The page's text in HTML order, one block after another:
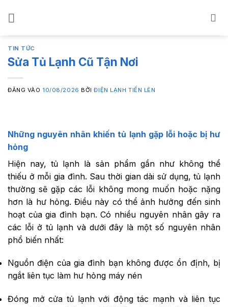
dungTIN TỨC
Sửa Tủ Lạnh Cũ Tận Nơi
ĐĂNG VÀO 10/08/2026 BỞIĐIỆN LẠNH TIẾN LÊN
Những nguyên nhân khiến tủ lạnh gặp lỗi hoặc bị hư
hỏng
Hiện nay, tủ lạnh là sản phẩm gần như không thể
thiếu ở mỗi gia đình. Sau thời gian dài sử dụng, tủ lạnh
thường sẽ gặp các lỗi không mong muốn hoặc nặng
hơn là hư hỏng. Điều này có thể ảnh hưởng đến sinh
hoạt của gia đình bạn. Có nhiều nguyên nhân gây ra
các lỗi ở tủ lạnh và dưới đây là một số nguyên nhân
phổ biến nhất:
Nguồn điện của gia đình bạn không được ổn định, bị
ngắt liên tục làm hư hỏng máy nén
Đóng mở cửa tủ lạnh với động tác mạnh và liên tục